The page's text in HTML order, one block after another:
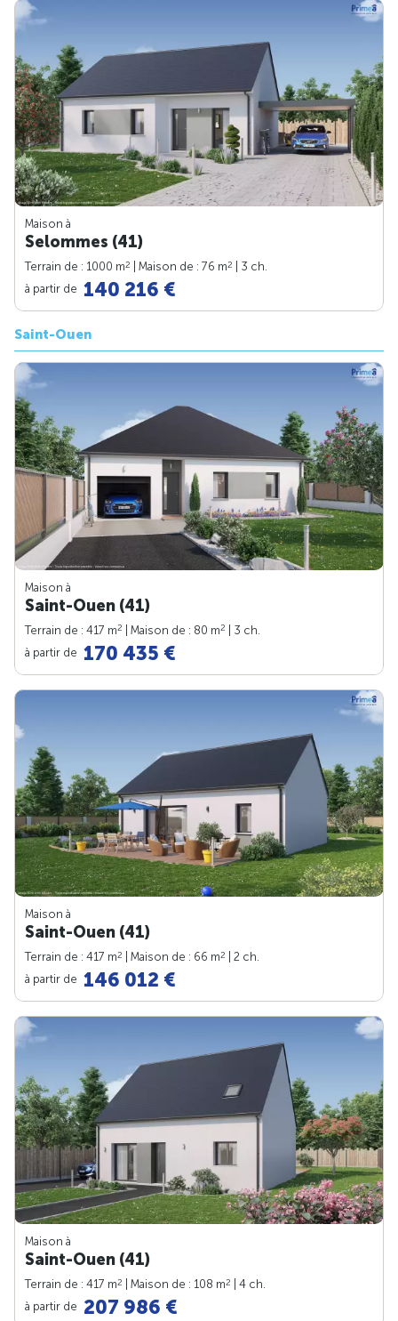
Maison à
Selommes (41)
Terrain de : 1000 m2 | Maison de : 76 m2
| 3 ch.
à partir de 140 216 €
Saint-Ouen
Maison à
Saint-Ouen (41)
Terrain de : 417 m2 | Maison de : 80 m2
| 3 ch.
à partir de 170 435 €
Maison à
Saint-Ouen (41)
Terrain de : 417 m2 | Maison de : 66 m2
| 2 ch.
à partir de 146 012 €
Maison à
Saint-Ouen (41)
Terrain de : 417 m2 | Maison de : 108 m2
| 4 ch.
à partir de 207 986 €